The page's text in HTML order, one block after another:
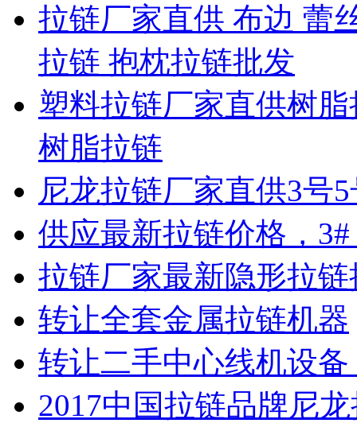
拉链厂家直供 布边 蕾
拉链 抱枕拉链批发
塑料拉链厂家直供树
树脂拉链
尼龙拉链厂家直供3号
供应最新拉链价格，
拉链厂家最新隐形拉
转让全套金属拉链机器
转让二手中心线机设
2017中国拉链品牌尼